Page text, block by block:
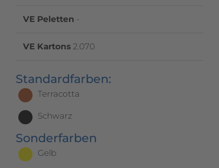
VE Peletten -
VE Kartons 2.070
Standardfarben:
Terracotta
Schwarz
Sonderfarben
Gelb